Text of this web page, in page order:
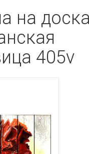
на
405v